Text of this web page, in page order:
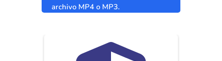
archivo MP4 o MP3.